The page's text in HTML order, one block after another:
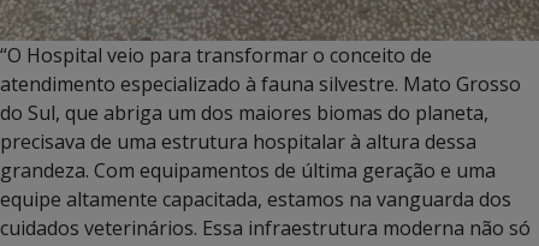
“O Hospital veio para transformar o conceito de
atendimento especializado à fauna silvestre. Mato Grosso
do Sul, que abriga um dos maiores biomas do planeta,
precisava de uma estrutura hospitalar à altura dessa
grandeza. Com equipamentos de última geração e uma
equipe altamente capacitada, estamos na vanguarda dos
cuidados veterinários. Essa infraestrutura moderna não só